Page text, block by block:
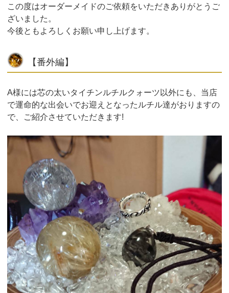
この度はオーダーメイドのご依頼をいただきありがとうご
ざいました。
今後ともよろしくお願い申し上げます。
【番外編】
A様には芯の太いタイチンルチルクォーツ以外にも、当店
で運命的な出会いでお迎えとなったルチル達がおりますの
で、ご紹介させていただきます!